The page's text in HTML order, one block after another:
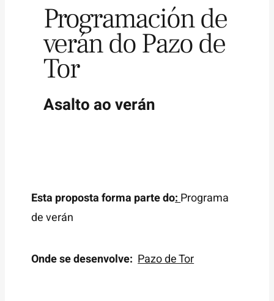
Programación de
verán do Pazo de
Tor
Asalto ao verán
Esta proposta forma parte do:Programa
de verán
Onde se desenvolve: Pazo de Tor